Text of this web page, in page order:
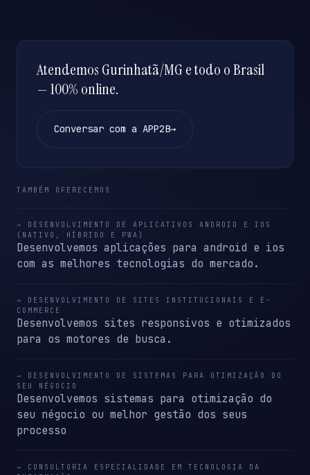
Atendemos Gurinhatã/MG e todo o Brasil
— 100% online.
Conversar com a APP2B→
TAMBÉM OFERECEMOS
→ DESENVOLVIMENTO DE APLICATIVOS ANDROID E IOS
(NATIVO, HÍBRIDO E PWA)
Desenvolvemos aplicações para android e ios
com as melhores tecnologias do mercado.
→ DESENVOLVIMENTO DE SITES INSTITUCIONAIS E E-
COMMERCE
Desenvolvemos sites responsivos e otimizados
para os motores de busca.
→ DESENVOLVIMENTO DE SISTEMAS PARA OTIMIZAÇÃO DO
SEU NÉGOCIO
Desenvolvemos sistemas para otimização do
seu négocio ou melhor gestão dos seus
processo
→ CONSULTORIA ESPECIALIDADE EM TECNOLOGIA DA